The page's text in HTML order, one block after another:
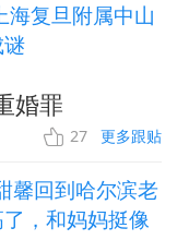
海复旦附属中山
婚罪
27 更多跟贴
馨回到哈尔滨老
，和妈妈挺像